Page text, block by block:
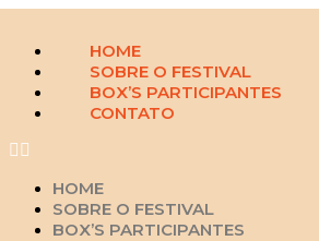
HOME
SOBRE O FESTIVAL
BOX’S PARTICIPANTES
CONTATO
HOME
SOBRE O FESTIVAL
BOX’S PARTICIPANTES